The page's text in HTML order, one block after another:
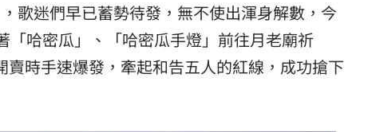
歌迷們早已蓄勢待發，無不使出渾身解數，今
「哈密瓜」、「哈密瓜手燈」前往月老廟祈
時手速爆發，牽起和告五人的紅線，成功搶下